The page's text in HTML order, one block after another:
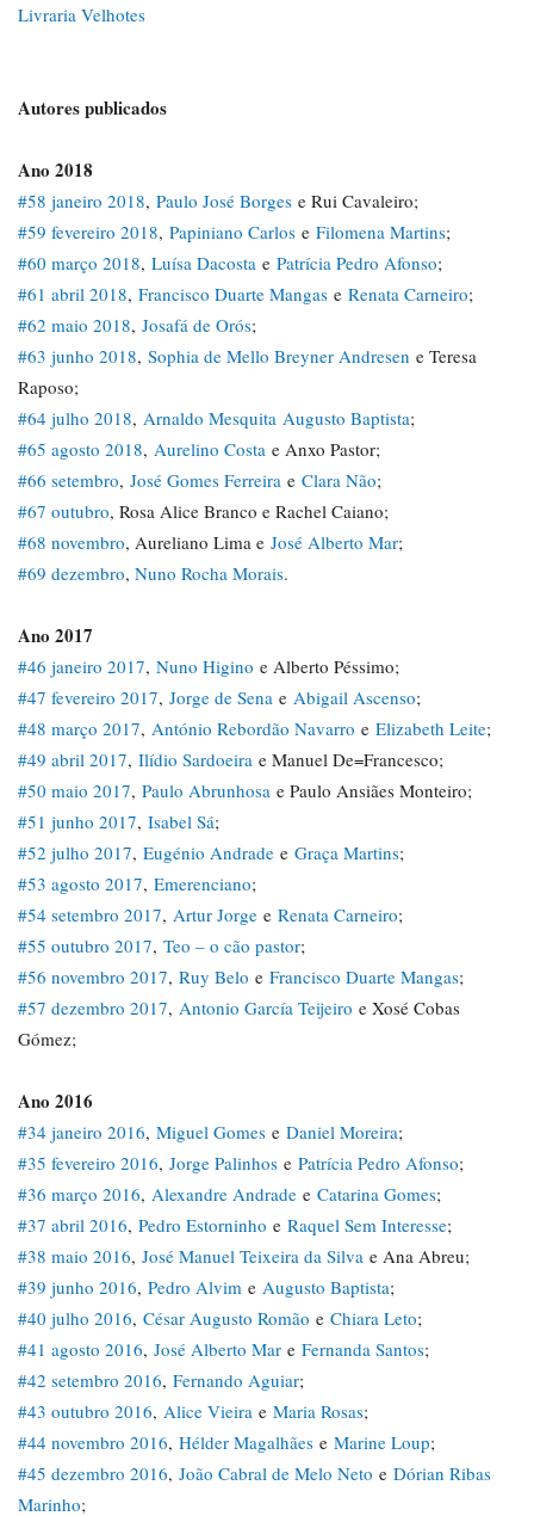
Livraria Velhotes
Autores publicados
Ano 2018
#58 janeiro 2018, Paulo José Borges e Rui Cavaleiro;
#59 fevereiro 2018, Papiniano Carlos e Filomena Martins;
#60 março 2018, Luísa Dacosta e Patrícia Pedro Afonso;
#61 abril 2018, Francisco Duarte Mangas e Renata Carneiro;
#62 maio 2018, Josafá de Orós;
#63 junho 2018, Sophia de Mello Breyner Andresen e Teresa
Raposo;
#64 julho 2018, Arnaldo Mesquita Augusto Baptista;
#65 agosto 2018, Aurelino Costa e Anxo Pastor;
#66 setembro, José Gomes Ferreira e Clara Não;
#67 outubro, Rosa Alice Branco e Rachel Caiano;
#68 novembro, Aureliano Lima e José Alberto Mar;
#69 dezembro, Nuno Rocha Morais.
Ano 2017
#46 janeiro 2017, Nuno Higino e Alberto Péssimo;
#47 fevereiro 2017, Jorge de Sena e Abigail Ascenso;
#48 março 2017, António Rebordão Navarro e Elizabeth Leite;
#49 abril 2017, Ilídio Sardoeira e Manuel De=Francesco;
#50 maio 2017, Paulo Abrunhosa e Paulo Ansiães Monteiro;
#51 junho 2017, Isabel Sá;
#52 julho 2017, Eugénio Andrade e Graça Martins;
#53 agosto 2017, Emerenciano;
#54 setembro 2017, Artur Jorge e Renata Carneiro;
#55 outubro 2017, Teo – o cão pastor;
#56 novembro 2017, Ruy Belo e Francisco Duarte Mangas;
#57 dezembro 2017, Antonio García Teijeiro e Xosé Cobas
Gómez;
Ano 2016
#34 janeiro 2016, Miguel Gomes e Daniel Moreira;
#35 fevereiro 2016, Jorge Palinhos e Patrícia Pedro Afonso;
#36 março 2016, Alexandre Andrade e Catarina Gomes;
#37 abril 2016, Pedro Estorninho e Raquel Sem Interesse;
#38 maio 2016, José Manuel Teixeira da Silva e Ana Abreu;
#39 junho 2016, Pedro Alvim e Augusto Baptista;
#40 julho 2016, César Augusto Romão e Chiara Leto;
#41 agosto 2016, José Alberto Mar e Fernanda Santos;
#42 setembro 2016, Fernando Aguiar;
#43 outubro 2016, Alice Vieira e Maria Rosas;
#44 novembro 2016, Hélder Magalhães e Marine Loup;
#45 dezembro 2016, João Cabral de Melo Neto e Dórian Ribas
Marinho;